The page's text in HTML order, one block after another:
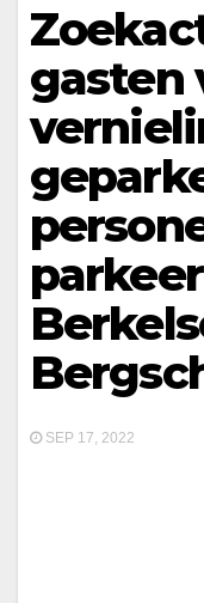
gasten
SEP 17, 2022